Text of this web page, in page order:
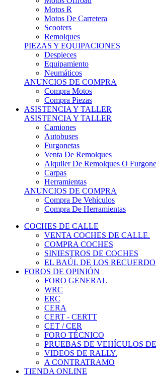
Motos R
Motos De Carretera
Scooters
Remolques
PIEZAS Y EQUIPACIONES
Despieces
Equipamiento
Neumáticos
ANUNCIOS DE COMPRA
Compra Motos
Compra Piezas
ASISTENCIA Y TALLER
ASISTENCIA Y TALLER
Camiones
Autobuses
Furgonetas
Venta De Remolques
Alquiler De Remolques O
Carpas
Herramientas
ANUNCIOS DE COMPRA
Compra De Vehículos
Compra De Herramientas
COCHES DE CALLE
VENTA COCHES DE CALLE.
COMPRA COCHES
SINIESTROS DE COCHES
EL BAÚL DE LOS
FOROS DE OPINIÓN
FORO GENERAL
WRC
ERC
CERA
CERT - CERTT
CET / CER
FORO TÉCNICO
PRUEBAS DE VEHÍCULOS
VIDEOS DE RALLY.
A CONTRATRAMO
TIENDA ONLINE